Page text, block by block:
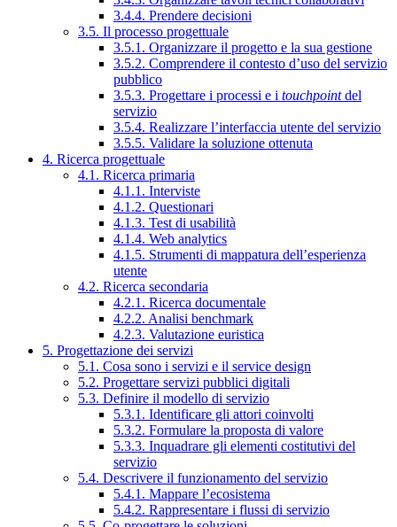
3.4.4. Prendere decisioni
3.5. Il processo progettuale
3.5.1. Organizzare il progetto e la sua gestione
3.5.2. Comprendere il contesto d’uso del servizio
pubblico
3.5.3. Progettare i processi e i touchpointdel
servizio
3.5.4. Realizzare l’interfaccia utente del servizio
3.5.5. Validare la soluzione ottenuta
4. Ricerca progettuale
4.1. Ricerca primaria
4.1.1. Interviste
4.1.2. Questionari
4.1.3. Test di usabilità
4.1.4. Web analytics
4.1.5. Strumenti di mappatura dell’esperienza
utente
4.2. Ricerca secondaria
4.2.1. Ricerca documentale
4.2.2. Analisi benchmark
4.2.3. Valutazione euristica
5. Progettazione dei servizi
5.1. Cosa sono i servizi e il service design
5.2. Progettare servizi pubblici digitali
5.3. Definire il modello di servizio
5.3.1. Identificare gli attori coinvolti
5.3.2. Formulare la proposta di valore
5.3.3. Inquadrare gli elementi costitutivi del
servizio
5.4. Descrivere il funzionamento del servizio
5.4.1. Mappare l’ecosistema
5.4.2. Rappresentare i flussi di servizio